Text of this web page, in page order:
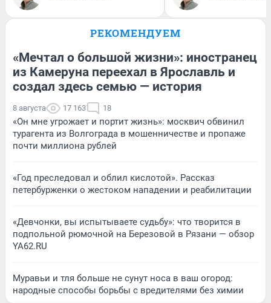
РЕКОМЕНДУЕМ
«Мечтал о большой жизни»: иностранец
из Камеруна переехал в Ярославль и
создал здесь семью — история
8 августа 17 163 18
«Он мне угрожает и портит жизнь»: москвич обвинил
турагента из Волгограда в мошенничестве и пропаже
почти миллиона рублей
«Год преследовал и облил кислотой». Рассказ
петербурженки о жестоком нападении и реабилитации
«Девчонки, вы испытываете судьбу»: что творится в
подпольной рюмочной на Березовой в Рязани — обзор
YA62.RU
Муравьи и тля больше не сунут носа в ваш огород:
народные способы борьбы с вредителями без химии